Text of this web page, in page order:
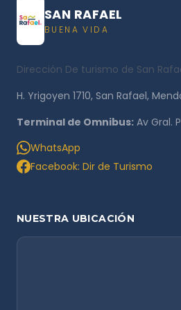
SAN RAFAEL
BUENA VIDA
Dirección De turismo de San
H. Yrigoyen 1710, San Rafael,
Terminal de Omnibus: Av Gral.
WhatsApp
Facebook: Dir de Turismo
NUESTRA UBICACIÓN